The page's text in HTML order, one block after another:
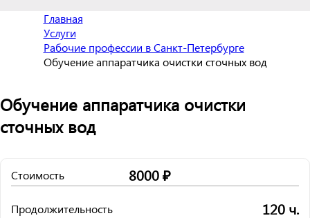
Главная
Услуги
Рабочие профессии в Санкт-Петербурге
Обучение аппаратчика очистки сточных вод
Обучение аппаратчика очистки
сточных вод
Стоимость 8000 ₽
Продолжительность 120 ч.